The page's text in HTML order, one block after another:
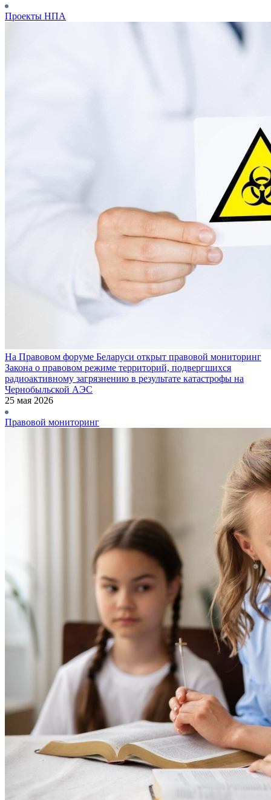
Проекты НПА
На Правовом форуме Беларуси открыт правовой мониторинг
Закона о правовом режиме территорий, подвергшихся
радиоактивному загрязнению в результате катастрофы на
Чернобыльской АЭС
25 мая 2026
Правовой мониторинг